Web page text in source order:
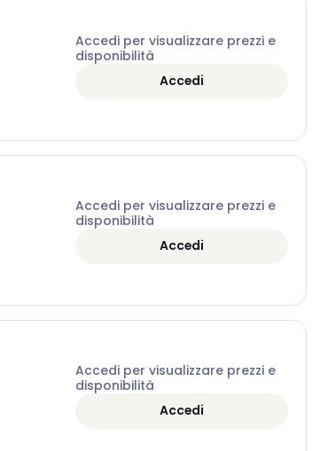
Accedi per visualizzare prezzi e
disponibilità
Accedi
Accedi per visualizzare prezzi e
disponibilità
Accedi
Accedi per visualizzare prezzi e
disponibilità
Accedi